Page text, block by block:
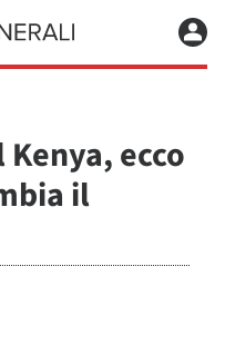
ecco
il